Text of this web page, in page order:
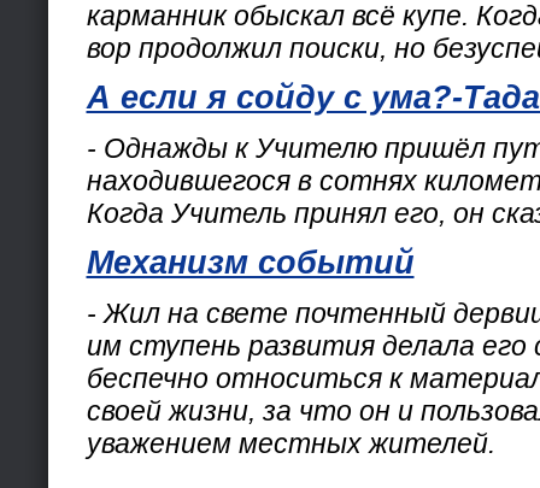
карманник обыскал всё купе.
вор продолжил поиски, но
А если я сойду с ума?-
- Однажды к Учителю пришёл
находившегося в сотнях
Когда Учитель принял его, он
Механизм событий
- Жил на свете почтенный
им ступень развития делала его
беспечно относиться к
своей жизни, за что он и
уважением местных жителей.